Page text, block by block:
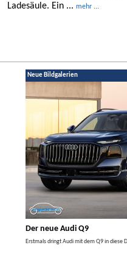
Ladesäule. Ein ... mehr ...
Neue Bildgalerien
Der neue Audi Q9
Erstmals dringt Audi mit dem Q9 in diese